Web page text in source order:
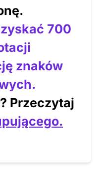
700
znaków
Przeczytaj